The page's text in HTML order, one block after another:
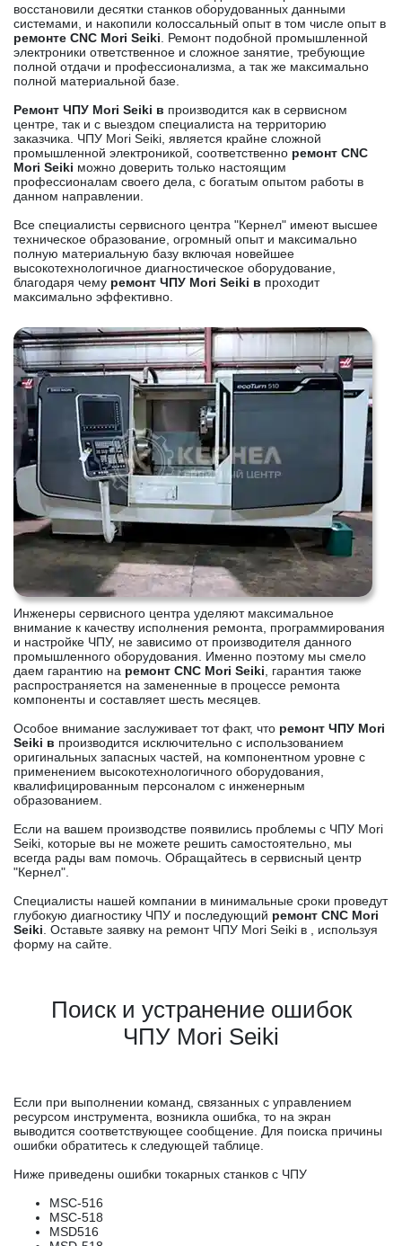
восстановили десятки станков оборудованных данными
системами, и накопили колоссальный опыт в том числе опыт в
ремонте CNC Mori Seiki . Ремонт подобной промышленной
электроники ответственное и сложное занятие, требующие
полной отдачи и профессионализма, а так же максимально
полной материальной базе.
Ремонт ЧПУ Mori Seiki в производится как в сервисном
центре, так и с выездом специалиста на территорию
заказчика. ЧПУ Mori Seiki, является крайне сложной
промышленной электроникой, соответственно ремонт CNC
Mori Seiki можно доверить только настоящим
профессионалам своего дела, с богатым опытом работы в
данном направлении.
Все специалисты сервисного центра "Кернел" имеют высшее
техническое образование, огромный опыт и максимально
полную материальную базу включая новейшее
высокотехнологичное диагностическое оборудование,
благодаря чему ремонт ЧПУ Mori Seiki в проходит
максимально эффективно.
Инженеры сервисного центра уделяют максимальное
внимание к качеству исполнения ремонта, программирования
и настройке ЧПУ, не зависимо от производителя данного
промышленного оборудования. Именно поэтому мы смело
даем гарантию на ремонт CNC Mori Seiki , гарантия также
распространяется на замененные в процессе ремонта
компоненты и составляет шесть месяцев.
Особое внимание заслуживает тот факт, что ремонт ЧПУ Mori
Seiki в производится исключительно с использованием
оригинальных запасных частей, на компонентном уровне с
применением высокотехнологичного оборудования,
квалифицированным персоналом с инженерным
образованием.
Если на вашем производстве появились проблемы с ЧПУ Mori
Seiki, которые вы не можете решить самостоятельно, мы
всегда рады вам помочь. Обращайтесь в сервисный центр
"Кернел".
Специалисты нашей компании в минимальные сроки проведут
глубокую диагностику ЧПУ и последующий ремонт CNC Mori
Seiki . Оставьте заявку на ремонт ЧПУ Mori Seiki в , используя
форму на сайте.
Поиск и устранение ошибок
ЧПУ Mori Seiki
Если при выполнении команд, связанных с управлением
ресурсом инструмента, возникла ошибка, то на экран
выводится соответствующее сообщение. Для поиска причины
ошибки обратитесь к следующей таблице.
Ниже приведены ошибки токарных станков с ЧПУ
MSC-516
MSC-518
MSD516